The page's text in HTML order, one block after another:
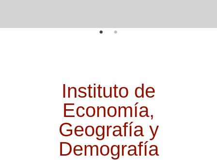
Instituto de
Economía,
Geografía y
Demografía